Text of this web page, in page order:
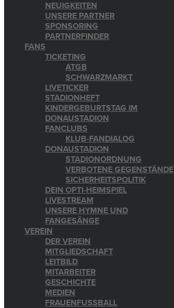
NEUIGKEITEN
UNSERE PARTNER
SPONSORING
PARTNERFINDER
FANS
TICKETING
ATGB
SCHWARZMARKT
LIVETICKER
STADIONHEFT
KINDERGEBURTSTAG IM
DONAUSTADION
FANCLUBS
KLUB-FANDIALOG
DONAUSTADION
STADIONORDNUNG
VERBOTENE GEGENSTÄNDE
SICHERHEITSPOLITIK
DEIN OPTI-HEIMSPIEL
LIVESTREAM
UNSERE HYMNE UND
FANGESÄNGE
VEREIN
DER VEREIN
MITGLIEDSCHAFT
LEITBILD
MITARBEITER
GESCHICHTE
MEDIEN
FRAUENFUSSBALL